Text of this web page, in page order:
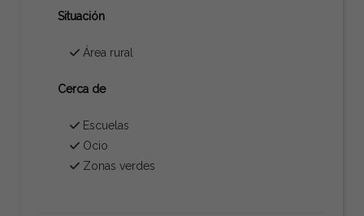
Situación
Área rural
Cerca de
Escuelas
Ocio
Zonas verdes